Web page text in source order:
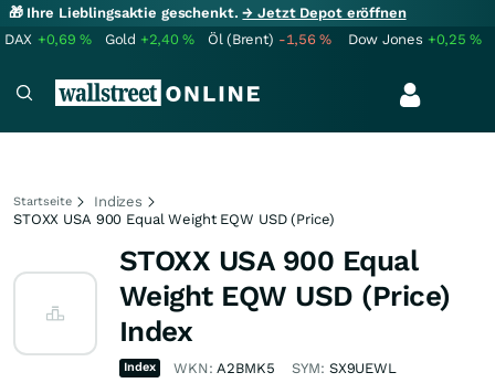
🎁 Ihre Lieblingsaktie geschenkt.→ Jetzt Depot eröffnen
DAX +0,69% Gold +2,40% Öl (Brent) -1,56% Dow Jones +0,25%
Startseite
Indizes
STOXX USA 900 Equal Weight EQW USD (Price)
STOXX USA 900 Equal
Weight EQW USD (Price)
Index
Index WKN:A2BMK5 SYM: SX9UEWL